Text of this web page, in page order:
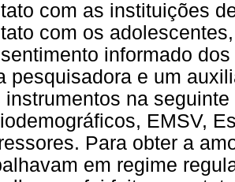
com as instituições
com os
informado
pesquisadora e um
instrumentos na
EMSV,
Para obter a
em regime